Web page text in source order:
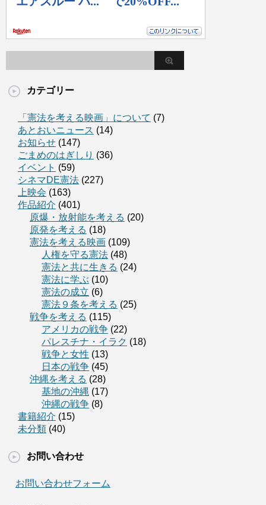
カテゴリー
「憲法を考える映画」について (7)
あとおいニュース (14)
お知らせ (147)
ごまめのはぎしり (36)
イベント (59)
シネマDE憲法 (227)
上映会 (163)
作品紹介 (401)
原爆・放射能を考える (20)
原発を考える (18)
憲法を考える映画 (109)
人権を守る憲法 (48)
憲法と共に生きる (24)
憲法に学ぶ (10)
憲法の成立 (6)
憲法９条を考える (25)
戦争を考える (115)
アメリカの戦争 (22)
パレスチナ・イラク (18)
戦争と女性 (13)
日本の戦争 (45)
沖縄を考える (28)
基地の沖縄 (17)
沖縄の戦争 (8)
書籍紹介 (15)
未分類 (40)
お問い合わせ
お問い合わせフォーム